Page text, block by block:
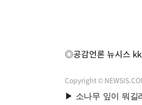
◎공감언론 뉴시스
Copyright ©